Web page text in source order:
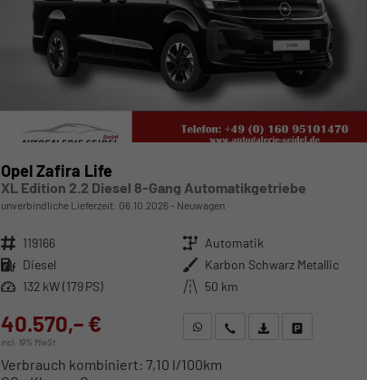
Opel Zafira Life
XL Edition 2.2 Diesel 8-Gang Automatikgetriebe
unverbindliche Lieferzeit: 06.10.2026 Neuwagen
Fahrzeugnr. 119166 Getriebe Automatik
Kraftstoff Diesel Außenfarbe Karbon Schwarz Metallic
Leistung 132 kW (179 PS) Kilometerstand 50 km
40.570,– €
incl. 19% MwSt.
WhatsApp anfragen
Wir rufen Sie anFahrzeugexposé (PDF)
Verbrauch kombiniert:7,10 l/100km